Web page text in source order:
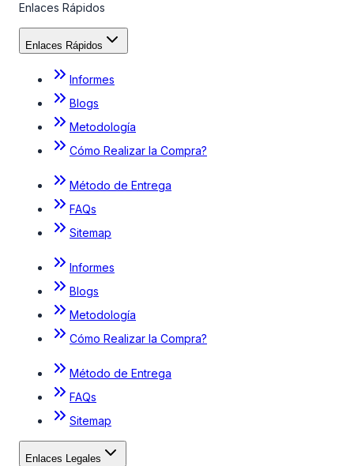
Enlaces Rápidos
Enlaces Rápidos
Informes
Blogs
Metodología
Cómo Realizar la Compra?
Método de Entrega
FAQs
Sitemap
Informes
Blogs
Metodología
Cómo Realizar la Compra?
Método de Entrega
FAQs
Sitemap
Enlaces Legales